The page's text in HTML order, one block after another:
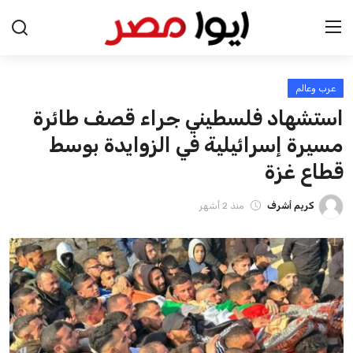
الرئيسية
اخبار مصر
عرب وعالم
اقتصاد
اخبار الرياضة
منوعات
فن وثقافة
عرب وعالم
استشهاد فلسطيني جراء قصف طائرة
مسيرة إسرائيلية في الزوايدة بوسط
قطاع غزة
كريم أشرف منذ 2 أشهر